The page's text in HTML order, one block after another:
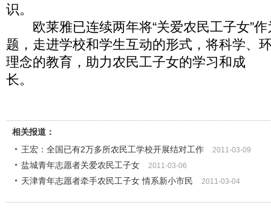
识。
欧莱雅已连续两年将“关爱农民工子女”作
题，走进学校和学生互动的形式，将科学、
理念的教育，助力农民工子女的学习和成
长。
相关报道：
王宏：全国已有2万多所农民工学校开展结对工作
2011-03-09
盐城青年志愿者关爱农民工子女 2011-03-06
天津青年志愿者牵手农民工子女 情系新小市民 2011-03-04